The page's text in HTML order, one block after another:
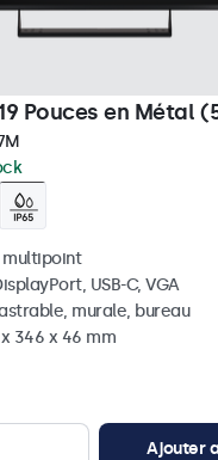
Pouces en Métal
USB-C, VGA
murale, bureau
346 x 46 mm
Ajouter